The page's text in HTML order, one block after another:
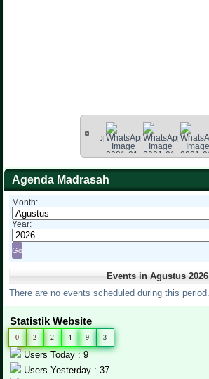
Agenda Madrasah
Month:
Year:
Events in Agustus 2026
There are no events scheduled during this period.
Statistik Website
0 2 2 4 9 3
Users Today : 9
Users Yesterday : 37